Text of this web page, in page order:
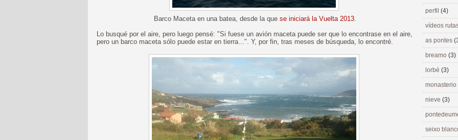
Barco Maceta en una batea, desde la que se iniciará la Vuelta 2013.
Lo busqué por el aire, pero luego pensé: "Si fuese un avión maceta puede ser que lo encontrase en el aire,
pero un barco maceta sólo puede estar en tierra...". Y, por fin, tras meses de búsqueda, lo encontré.
perfil (4)
vídeos
as pontes
breamo (3)
lorbé (3)
nieve (3)
seixo